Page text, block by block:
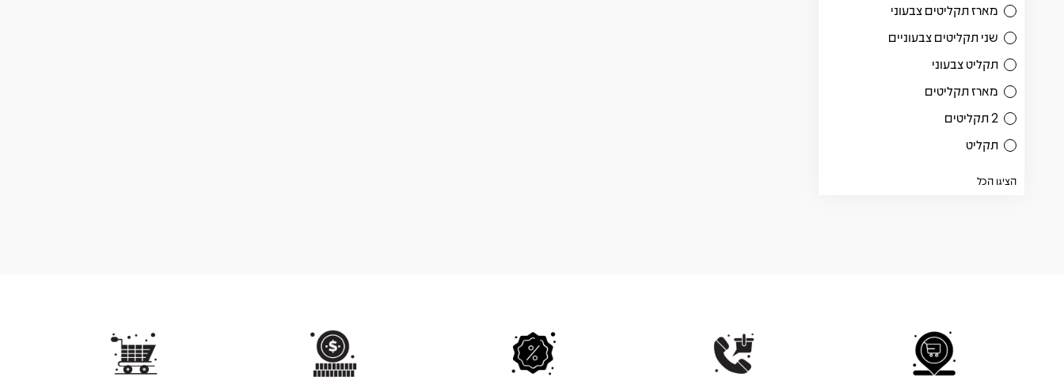
מארז תקליטים צבעוני
שני תקליטים צבעוניים
תקליט צבעוני
מארז תקליטים
2 תקליטים
תקליט
הציגו הכל